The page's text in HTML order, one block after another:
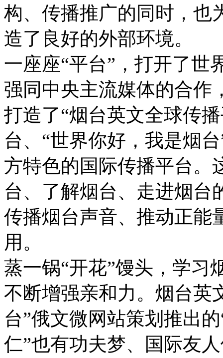
构、传播推广的同时，也
造了良好的外部环境。
一座座“平台”，打开了世
强同中央主流媒体的合作
打造了“烟台英文全球传
台、“世界你好，我是烟
方特色的国际传播平台。
台、了解烟台、走进烟台
传播烟台声音、推动正能
用。
蒸一锅“开花”馒头，学习
不断增强亲和力。烟台英
台”俄文微网站策划推出
仁”也有功夫梦、国际友